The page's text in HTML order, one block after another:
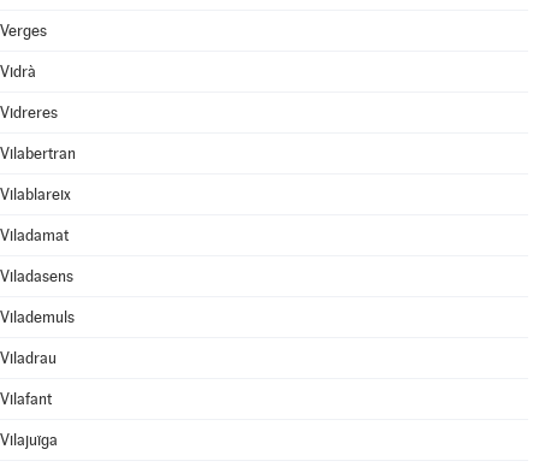
Verges
Vidrà
Vidreres
Vilabertran
Vilablareix
Viladamat
Viladasens
Vilademuls
Viladrau
Vilafant
Vilajuïga